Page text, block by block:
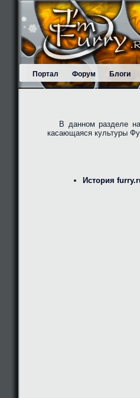
Портал Форум Блоги
В данном разделе
касающаяся культуры
История